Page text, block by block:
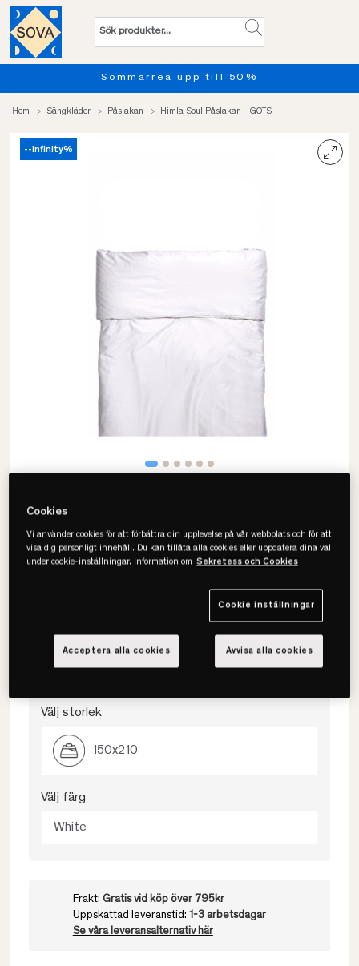
Sommarrea upp till 50%
Hem Sängkläder Påslakan Himla Soul Påslakan - GOTS
--Infinity%
Soul Påslakan - GOTS
• GOTS-certierat
• Flera färger & storlekar
Välj storlek
150x210
Välj färg
White
Frakt: Gratis vid köp över 795kr
Uppskattad leveranstid: 1-3 arbetsdagar
Se våra leveransalternativ här
Cookies
Vi använder cookies för att förbättra din upplevelse på vår webbplats och för att
visa dig personligt innehåll. Du kan tillåta alla cookies eller uppdatera dina val
under cookie-inställningar. Information om Sekretess och Cookies
Cookie inställningar
Avvisa alla cookies
Acceptera alla cookies